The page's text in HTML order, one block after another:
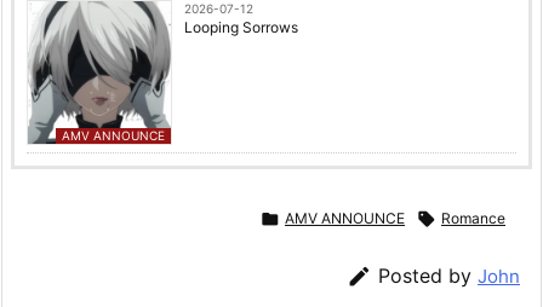
AMV ANNOUNCE
2026-07-12
Looping Sorrows
 AMV ANNOUNCE  Romance
 Posted by John